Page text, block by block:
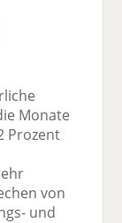
Monate
Prozent
von
und